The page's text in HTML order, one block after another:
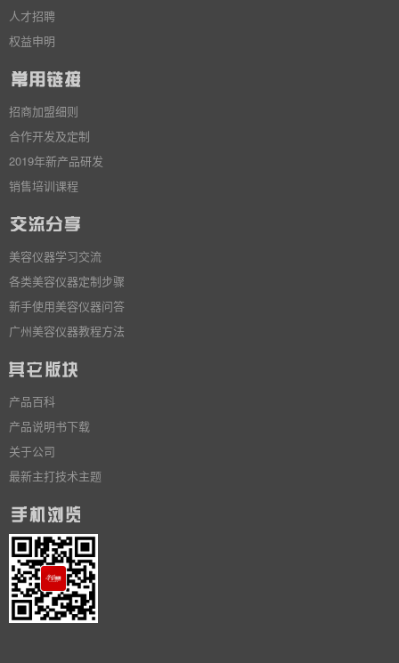
人才招聘
权益申明
招商加盟细则
合作开发及定制
2019年新产品研发
销售培训课程
美容仪器学习交流
各类美容仪器定制步骤
新手使用美容仪器问答
广州美容仪器教程方法
产品百科
产品说明书下载
关于公司
最新主打技术主题